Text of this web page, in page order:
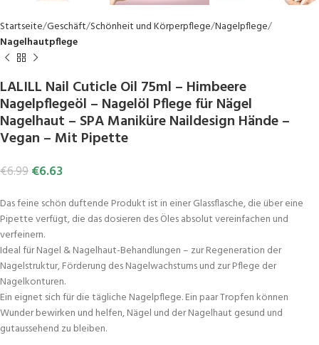
Startseite Geschäft Schönheit und Körperpflege Nagelpflege
Nagelhautpflege
LALILL Nail Cuticle Oil 75ml – Himbeere
Nagelpflegeöl – Nagelöl Pflege für Nägel
Nagelhaut – SPA Maniküre Naildesign Hände –
Vegan – Mit Pipette
€6.99€6.63
Das feine schön duftende Produkt ist in einer Glassflasche, die über eine
Pipette verfügt, die das dosieren des Öles absolut vereinfachen und
verfeinern.
Ideal für Nagel & Nagelhaut-Behandlungen – zur Regeneration der
Nagelstruktur, Förderung des Nagelwachstums und zur Pflege der
Nagelkonturen.
Ein eignet sich für die tägliche Nagelpflege. Ein paar Tropfen können
Wunder bewirken und helfen, Nägel und der Nagelhaut gesund und
gutaussehend zu bleiben.